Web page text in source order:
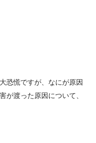
恐慌ですが、なにが原因
が渡った原因について、